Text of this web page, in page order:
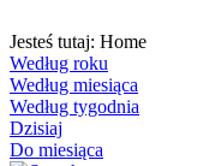
Jesteś tutaj: Home
Według roku
Według miesiąca
Według tygodnia
Dzisiaj
Do miesiąca